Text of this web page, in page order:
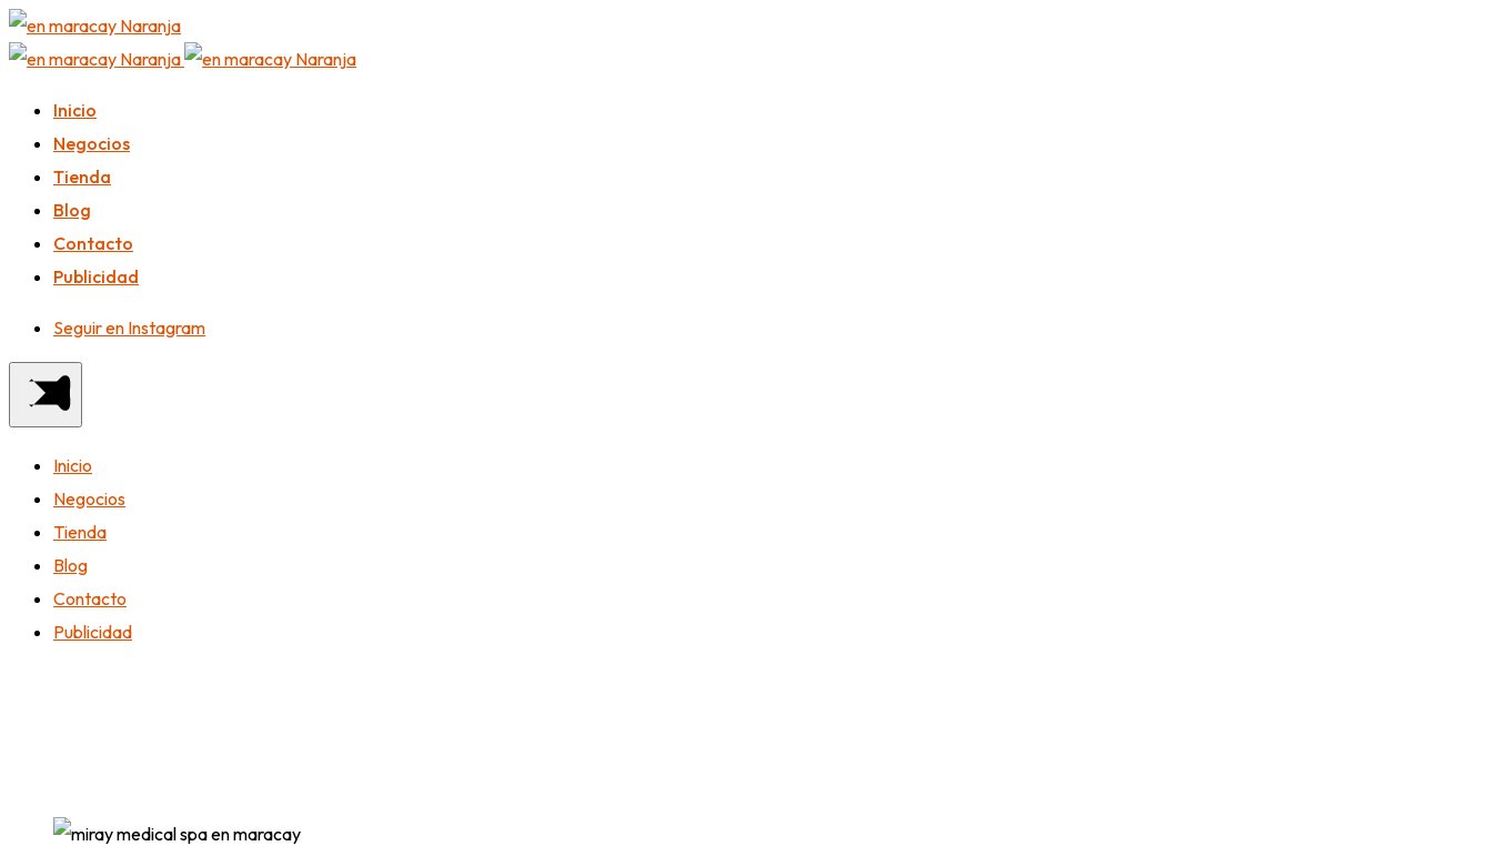
Inicio
Negocios
Tienda
Blog
Contacto
Publicidad
Seguir en Instagram
Inicio
Negocios
Tienda
Blog
Contacto
Publicidad